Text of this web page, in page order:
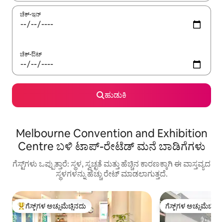
ಚೆಕ್-ಇನ್
ಚೆಕ್-ಔಟ್
ಹುಡುಕಿ
Melbourne Convention and Exhibition
Centre ಬಳಿ ಟಾಪ್-ರೇಟೆಡ್ ಮನೆ ಬಾಡಿಗೆಗಳು
ಗೆಸ್ಟ್‌ಗಳು ಒಪ್ಪುತ್ತಾರೆ: ಸ್ಥಳ, ಸ್ವಚ್ಛತೆ ಮತ್ತು ಹೆಚ್ಚಿನ ಕಾರಣಕ್ಕಾಗಿ ಈ ವಾಸ್ತವ್ಯದ
ಸ್ಥಳಗಳನ್ನು ಹೆಚ್ಚು ರೇಟ್ ಮಾಡಲಾಗುತ್ತದೆ.
ಗೆಸ್ಟ್‌ಗಳಿಗೆ ಅತಿ ಹೆಚ್ಚು ಅಚ್ಚುಮೆಚ್ಚಿನದು
ಗೆಸ್ಟ್‌ಗಳ ಅಚ್ಚುಮೆಚ್ಚಿನದು ಗೆಸ್ಟ್‌ಗಳ
ಗೆಸ್ಟ್‌ಗಳ